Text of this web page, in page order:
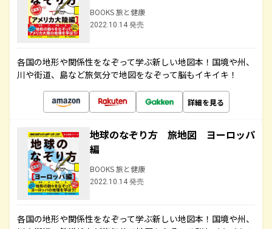
BOOKS 旅と健康
2022.10.14 発売
各国の地形や関係性をなぞって学ぶ新しい地図本！国境や州、
川や街道、島など旅気分で地図をなぞって脳もイキイキ！
詳細を見る
地球のなぞり方 旅地図 ヨーロッパ
編
BOOKS 旅と健康
2022.10.14 発売
各国の地形や関係性をなぞって学ぶ新しい地図本！国境や州、